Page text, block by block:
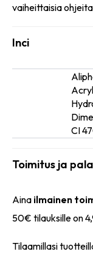
vaiheittaisia
Inci
CI
Toimitus ja
Aina ilmainen
50€ tilauksille on
Tilaamillasi